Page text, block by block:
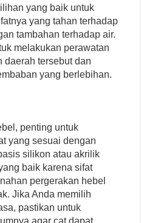
yang baik untuk
yang tahan terhadap
tambahan terhadap air.
melakukan perawatan
daerah tersebut dan
yang berlebihan.
penting untuk
yang sesuai dengan
silikon atau akrilik
baik karena sifat
pergerakan hebel
Jika Anda memilih
pastikan untuk
agar cat dapat